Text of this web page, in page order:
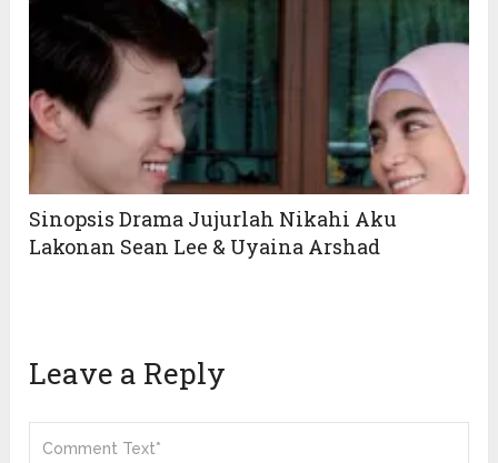
Sinopsis Drama Jujurlah Nikahi Aku
Lakonan Sean Lee & Uyaina Arshad
Leave a Reply